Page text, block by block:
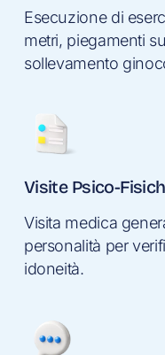
Esecuzione di
metri, piegamenti
sollevamento
Visite Psico-
Visita medica
personalità per
idoneità.